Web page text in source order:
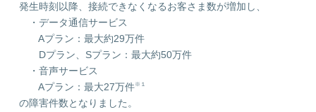
発生時刻以降、接続できなくなるお客さま数が増加し、
・データ通信サービス
Aプラン：最大約29万件
Dプラン、Sプラン：最大約50万件
・音声サービス
Aプラン：最大27万件※１
の障害件数となりました。